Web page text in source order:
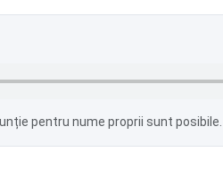
pentru nume proprii sunt posibile.